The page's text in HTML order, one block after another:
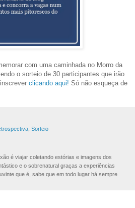
com uma caminhada no Morro da
o sorteio de 30 participantes que irão
clicando aqui! Só não esqueça de
Sorteio
é viajar coletando estórias e imagens dos
e o sobrenatural graças a experiências
que é, sabe que em todo lugar há sempre